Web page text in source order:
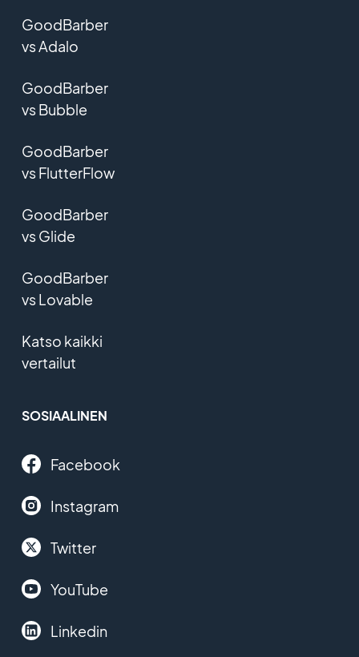
GoodBarber
vs Adalo
GoodBarber
vs Bubble
GoodBarber
vs FlutterFlow
GoodBarber
vs Glide
GoodBarber
vs Lovable
Katso kaikki
vertailut
SOSIAALINEN
Facebook
Instagram
Twitter
YouTube
Linkedin